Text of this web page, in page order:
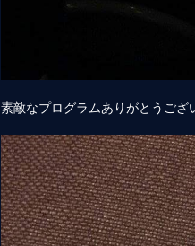
素敵なプログラムありがとうご